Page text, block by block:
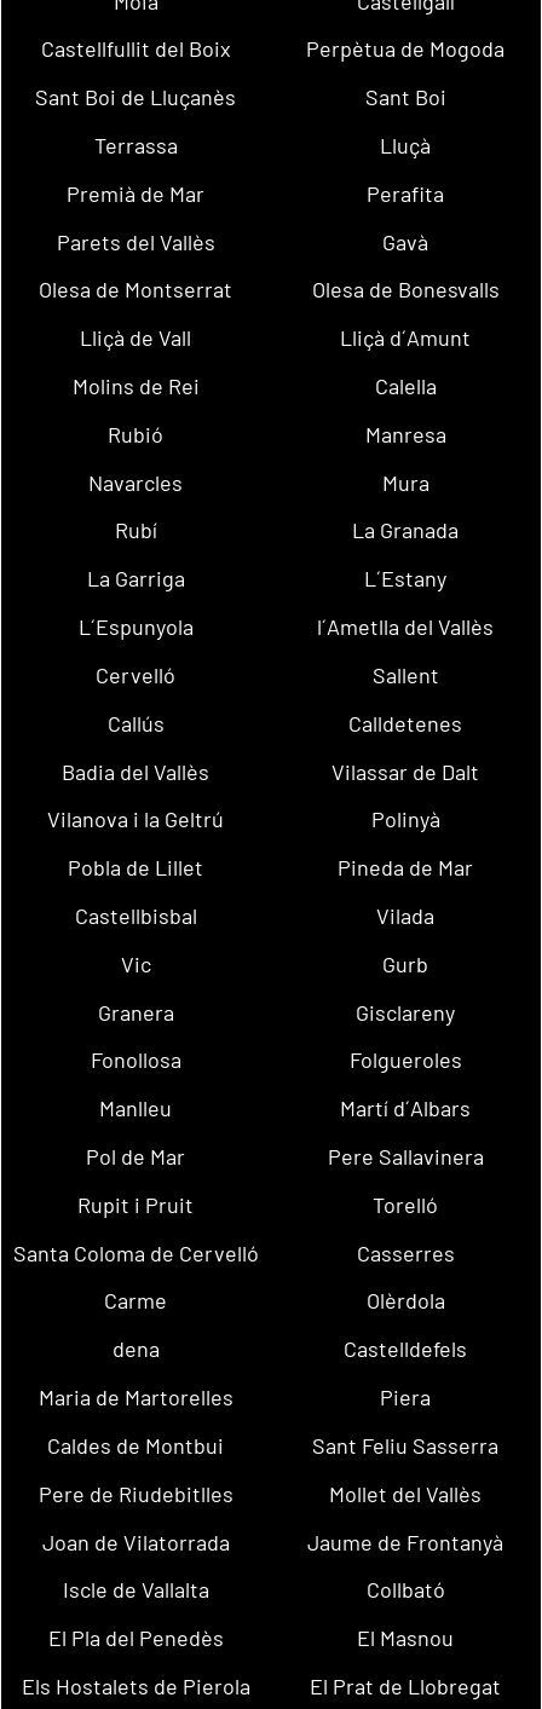
Castellfullit del Boix
Perpètua de Mogoda
Sant Boi de Lluçanès
Sant Boi
Terrassa
Lluçà
Premià de Mar
Perafita
Parets del Vallès
Gavà
Olesa de Montserrat
Olesa de Bonesvalls
Lliçà de Vall
Lliçà d´Amunt
Molins de Rei
Calella
Rubió
Manresa
Navarcles
Mura
Rubí
La Granada
La Garriga
L´Estany
L´Espunyola
l´Ametlla del Vallès
Cervelló
Sallent
Callús
Calldetenes
Badia del Vallès
Vilassar de Dalt
Vilanova i la Geltrú
Polinyà
Pobla de Lillet
Pineda de Mar
Castellbisbal
Vilada
Vic
Gurb
Granera
Gisclareny
Fonollosa
Folgueroles
Manlleu
Martí d´Albars
Pol de Mar
Pere Sallavinera
Rupit i Pruit
Torelló
Santa Coloma de Cervelló
Casserres
Carme
Olèrdola
dena
Castelldefels
Maria de Martorelles
Piera
Caldes de Montbui
Sant Feliu Sasserra
Pere de Riudebitlles
Mollet del Vallès
Joan de Vilatorrada
Jaume de Frontanyà
Iscle de Vallalta
Collbató
El Pla del Penedès
El Masnou
Els Hostalets de Pierola
El Prat de Llobregat